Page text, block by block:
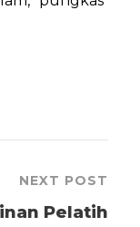
NEXT POST
Pelatih